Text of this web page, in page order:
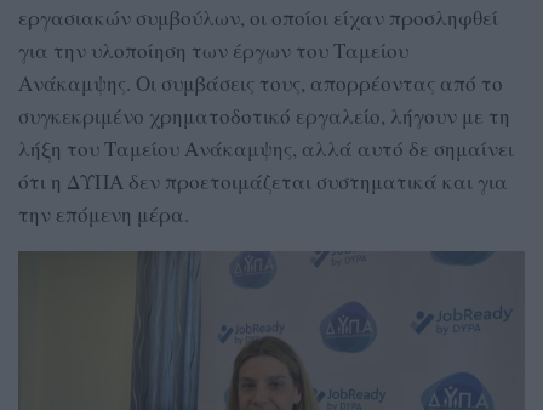
εργασιακών συμβούλων, οι οποίοι είχαν προσληφθεί
για την υλοποίηση των έργων του Ταμείου
Ανάκαμψης. Οι συμβάσεις τους, απορρέοντας από το
συγκεκριμένο χρηματοδοτικό εργαλείο, λήγουν με τη
λήξη του Ταμείου Ανάκαμψης, αλλά αυτό δε σημαίνει
ότι η ΔΥΠΑ δεν προετοιμάζεται συστηματικά και για
την επόμενη μέρα.